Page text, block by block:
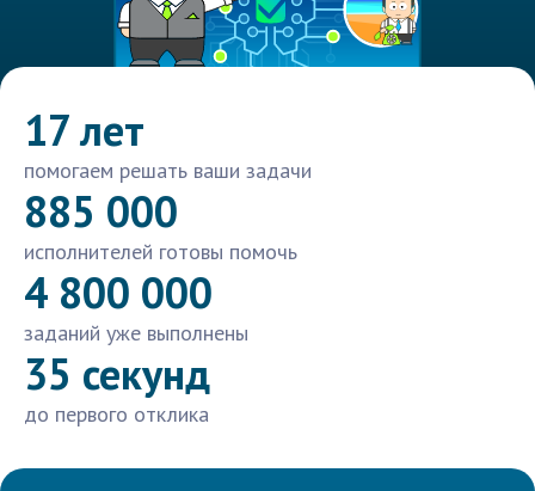
17 лет
помогаем решать ваши задачи
885 000
исполнителей готовы помочь
4 800 000
заданий уже выполнены
35 секунд
до первого отклика